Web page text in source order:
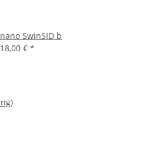
nano SwinSID b
18,00 € *